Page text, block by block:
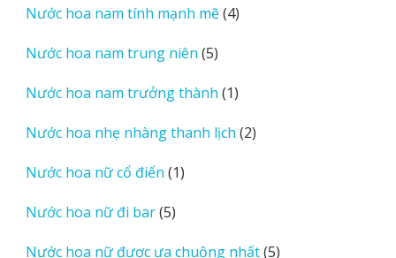
phẩm
Nước hoa nam tính mạnh mẽ 44
Nước hoa nam trung niên 55
phẩm
Nước hoa nam trưởng thành 11
phẩm
Nước hoa nhẹ nhàng thanh lịch 22
Nước hoa nữ cổ điển 11
Nước hoa nữ đi bar 55
Nước hoa nữ được ưa chuộng nhất 55